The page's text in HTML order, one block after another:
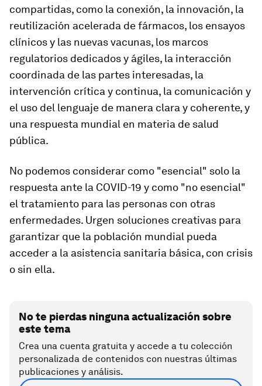
compartidas, como la conexión, la innovación, la
reutilización acelerada de fármacos, los ensayos
clínicos y las nuevas vacunas, los marcos
regulatorios dedicados y ágiles, la interacción
coordinada de las partes interesadas, la
intervención crítica y continua, la comunicación y
el uso del lenguaje de manera clara y coherente, y
una respuesta mundial en materia de salud
pública.
No podemos considerar como "esencial" solo la
respuesta ante la COVID-19 y como "no esencial"
el tratamiento para las personas con otras
enfermedades. Urgen soluciones creativas para
garantizar que la población mundial pueda
acceder a la asistencia sanitaria básica, con crisis
o sin ella.
No te pierdas ninguna actualización sobre
este tema
Crea una cuenta gratuita y accede a tu colección
personalizada de contenidos con nuestras últimas
publicaciones y análisis.